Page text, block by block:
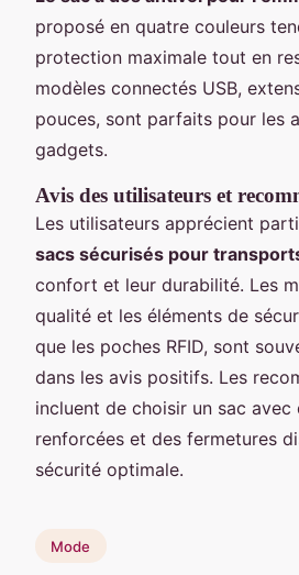
proposé en quatre couleurs
protection maximale tout en
modèles connectés USB,
pouces, sont parfaits pour les
gadgets.
Avis des utilisateurs et
Les utilisateurs apprécient
sacs sécurisés pour
confort et leur durabilité. Les
qualité et les éléments de
que les poches RFID, sont
dans les avis positifs. Les
incluent de choisir un sac avec
renforcées et des fermetures
sécurité optimale.
Mode